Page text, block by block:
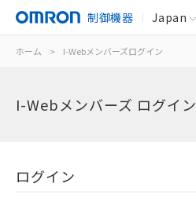
制御機器 Japan
ホーム > I-Webメンバーズログイン
I-Webメンバーズ ログイン
ログイン